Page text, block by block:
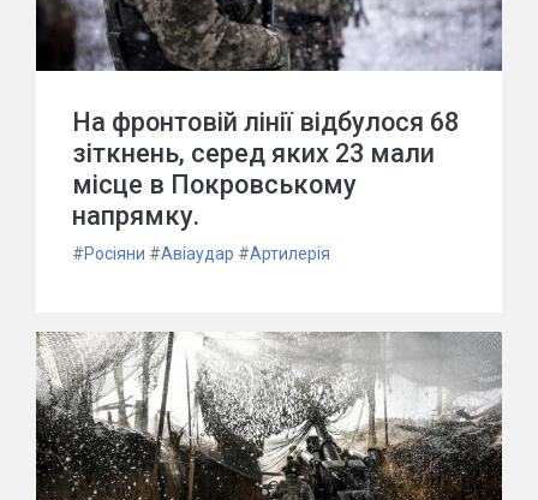
На фронтовій лінії відбулося 68
зіткнень, серед яких 23 мали
місце в Покровському
напрямку.
#Росіяни #Авіаудар #Артилерія